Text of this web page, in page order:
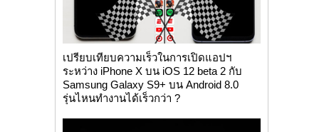
เปรียบเทียบความเร็วในการเปิดแอปฯ
ระหว่าง iPhone X บน iOS 12 beta 2 กับ
Samsung Galaxy S9+ บน Android 8.0
รุ่นไหนทำงานได้เร็วกว่า ?